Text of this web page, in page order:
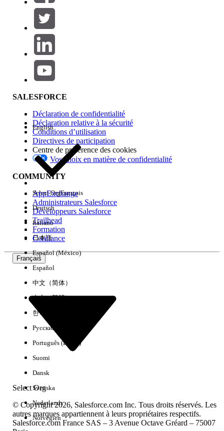
SÉLECTIONNER DES FILTRES
Gamme de produits
Impact des fonctionnalités
Edition
Expérience
Aucun résultat
SALESFORCE
Déclaration de confidentialité
Déclaration relative à la sécurité
Conditions d’utilisation
Directives de participation
Centre de préférence des cookies
Vos choix en matière de confidentialité
COMMUNITY
AppExchange
Administrateurs Salesforce
Développeurs Salesforce
Trailhead
Formation
Confiance
Français
Select Org
English
Select OrgFrançais
Deutsch
Italiano
日本語
Español (México)
Español
中文（简体）
中文（繁體）
한국어
Русский
Português (Brasil)
Suomi
Dansk
Svenska
Nederlands
Norvégien
© Copyright 2026, Salesforce.com Inc. Tous droits réservés. Les
autres marques appartiennent à leurs propriétaires respectifs.
Salesforce.com France SAS – 3 Avenue Octave Gréard – 75007